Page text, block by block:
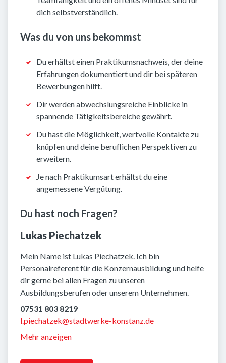
dich selbstverständlich.
Was du von uns bekommst
Du erhältst einen Praktikumsnachweis, der deine
Erfahrungen dokumentiert und dir bei späteren
Bewerbungen hilft.
Dir werden abwechslungsreiche Einblicke in
spannende Tätigkeitsbereiche gewährt.
Du hast die Möglichkeit, wertvolle Kontakte zu
knüpfen und deine beruflichen Perspektiven zu
erweitern.
Je nach Praktikumsart erhältst du eine
angemessene Vergütung.
Du hast noch Fragen?
Lukas Piechatzek
Mein Name ist Lukas Piechatzek. Ich bin
Personalreferent für die Konzernausbildung und helfe
dir gerne bei allen Fragen zu unseren
Ausbildungsberufen oder unserem Unternehmen.
07531 803 8219
l.piechatzek@stadtwerke-konstanz.de
Mehr anzeigen